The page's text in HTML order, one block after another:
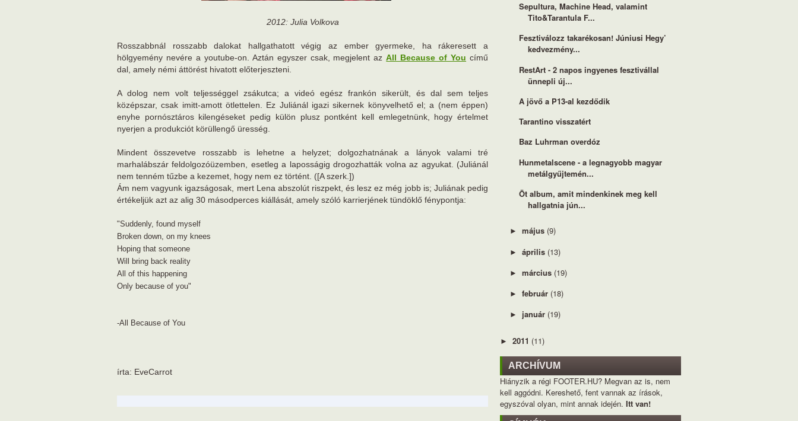
2012: Julia Volkova
Rosszabbnál rosszabb dalokat hallgathatott végig az ember gyermeke, ha rákeresett a
hölgyemény nevére a youtube-on. Aztán egyszer csak, megjelent azAll Because of You című
dal, amely némi áttörést hivatott előterjeszteni.
A dolog nem volt teljességgel zsákutca; a videó egész frankón sikerült, és dal sem teljes
középszar, csak imitt-amott ötlettelen. Ez Juliánál igazi sikernek könyvelhető el; a (nem éppen)
enyhe pornósztáros kilengéseket pedig külön plusz pontként kell emlegetnünk, hogy értelmet
nyerjen a produkciót körüllengő üresség.
Mindent összevetve rosszabb is lehetne a helyzet; dolgozhatnának a lányok valami tré
marhalábszár feldolgozóüzemben, esetleg a laposságig drogozhatták volna az agyukat. (Juliánál
nem tenném tűzbe a kezemet, hogy nem ez történt. ([A szerk.])
Ám nem vagyunk igazságosak, mert Lena abszolút riszpekt, és lesz ez még jobb is; Juliának pedig
értékeljük azt az alig 30 másodperces kiállását, amely szóló karrierjének tündöklő fénypontja:
"Suddenly, found myself
Broken down, on my knees
Hoping that someone
Will bring back reality
All of this happening
Only because of you"
-All Because of You
írta: EveCarrot
Sepultura, Machine Head, valamint
Tito&Tarantula F...
Fesztiválozz takarékosan! Júniusi Hegy’
kedvezmény...
RestArt - 2 napos ingyenes fesztivállal
ünnepli új...
A jövő a P13-al kezdődik
Tarantino visszatért
Baz Luhrman overdóz
Hunmetalscene - a legnagyobb magyar
metálgyűjtemén...
Öt album, amit mindenkinek meg kell
hallgatnia jún...
► május (9)
► április (13)
► március (19)
► február (18)
► január (19)
► 2011 (11)
ARCHÍVUM
Hiányzik a régi FOOTER.HU? Megvan az is, nem
kell aggódni. Kereshető, fent vannak az írások,
egyszóval olyan, mint annak idején. Itt van!